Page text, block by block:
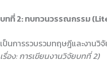
บทที่ 2: ทบทวนวรรณกรรม
เป็นการรวบรวมทฤษฎีและงานวิ
เรื่อง: การเขียนงานวิจัยบทที่ 2)